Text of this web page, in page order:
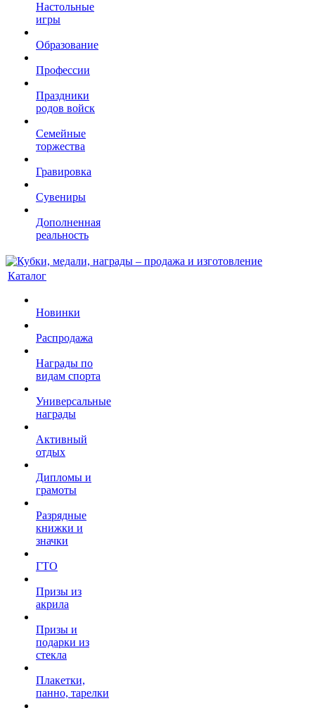
Настольные
игры
Образование
Профессии
Праздники
родов войск
Семейные
торжества
Гравировка
Сувениры
Дополненная
реальность
Каталог
Новинки
Распродажа
Награды по
видам спорта
Универсальные
награды
Активный
отдых
Дипломы и
грамоты
Разрядные
книжки и
значки
ГТО
Призы из
акрила
Призы и
подарки из
стекла
Плакетки,
панно, тарелки